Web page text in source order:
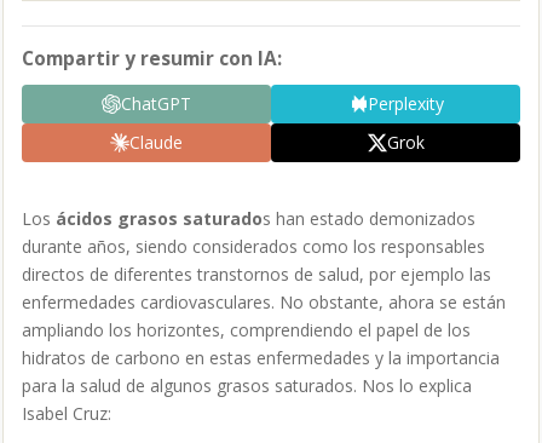
Compartir y resumir con IA:
ChatGPT
Perplexity
Claude
Grok
Los ácidos grasos saturados han estado demonizados
durante años, siendo considerados como los responsables
directos de diferentes transtornos de salud, por ejemplo las
enfermedades cardiovasculares. No obstante, ahora se están
ampliando los horizontes, comprendiendo el papel de los
hidratos de carbono en estas enfermedades y la importancia
para la salud de algunos grasos saturados. Nos lo explica
Isabel Cruz: